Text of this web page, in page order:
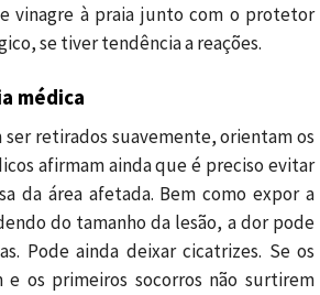
vinagre à praia junto com o protetor
se tiver tendência a reações.
médica
retirados suavemente, orientam os
afirmam ainda que é preciso evitar
da área afetada. Bem como expor a
do tamanho da lesão, a dor pode
Pode ainda deixar cicatrizes. Se os
e os primeiros socorros não surtirem